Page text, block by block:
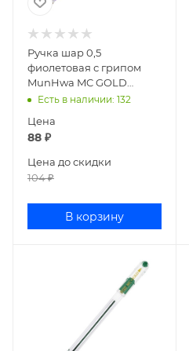
Ручка шар 0,5
фиолетовая с грипом
MunHwa MC GOLD
ВМС-09
Есть в наличии: 132
Цена
88 ₽
Цена до скидки
104₽
В корзину